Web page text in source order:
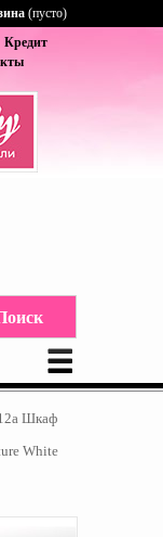
Кредит
(пусто)
Шкаф
White